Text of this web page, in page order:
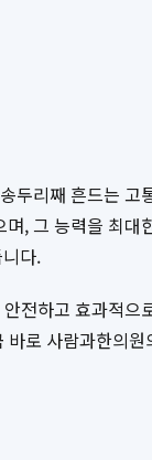
리째 흔드는
, 그 능력을 최
다.
전하고 효과적
로 사람과한의